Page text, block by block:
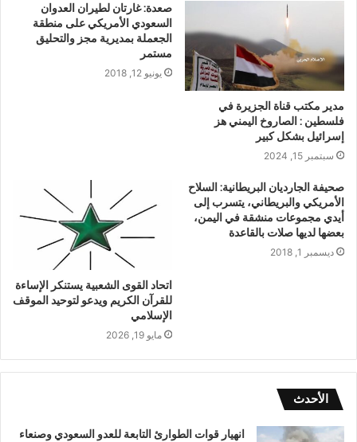
مدير مكتب قناة الجزيرة في
فلسطين : الصاروخ اليمني هز
إسرائيل بشكل كبير
سبتمبر 15, 2024
صعدة: غارتان لطيران العدوان
السعودي الأمريكي على منطقة
الجعملة بمديرية مجز والتحليق
مستمر
يونيو 12, 2018
صحيفة الجارديان البريطانية: السلاح
الأمريكي والبريطاني، يتسرب إلى
أيدي مجموعات منشقة في اليمن،
بعضها لديها صلات بالقاعدة
ديسمبر 1, 2018
اتحاد القوى الشعبية يستنكر الإساءة
للقرآن الكريم ويدعو لتوحيد الموقف
الإسلامي
مايو 19, 2026
الأحدث
انهيار قوات الطوارئ التابعة للعدو السعودي وصنعاء